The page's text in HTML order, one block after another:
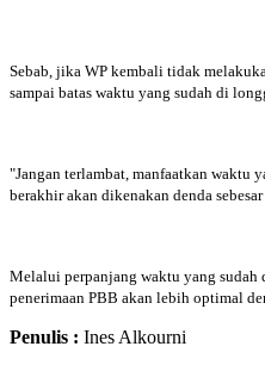
Sebab, jika WP kembali tidak
sampai batas waktu yang sudah di
"Jangan terlambat, manfaatkan waktu
berakhir akan dikenakan denda
Melalui perpanjang waktu yang sudah
penerimaan PBB akan lebih optimal
Penulis : Ines Alkourni